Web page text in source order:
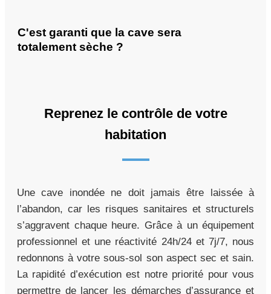
C'est garanti que la cave sera
totalement sèche ?
Reprenez le contrôle de votre
habitation
Une cave inondée ne doit jamais être laissée à
l’abandon, car les risques sanitaires et structurels
s’aggravent chaque heure. Grâce à un équipement
professionnel et une réactivité 24h/24 et 7j/7, nous
redonnons à votre sous-sol son aspect sec et sain.
La rapidité d’exécution est notre priorité pour vous
permettre de lancer les démarches d’assurance et